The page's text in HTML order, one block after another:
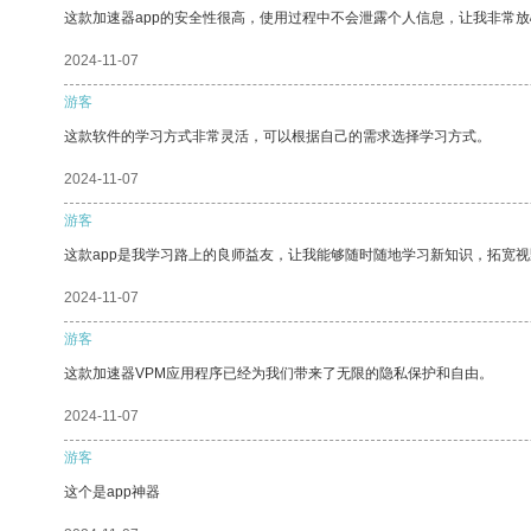
这款加速器app的安全性很高，使用过程中不会泄露个人信息，让我非常放
2024-11-07
游客
这款软件的学习方式非常灵活，可以根据自己的需求选择学习方式。
2024-11-07
游客
这款app是我学习路上的良师益友，让我能够随时随地学习新知识，拓宽视
2024-11-07
游客
这款加速器VPM应用程序已经为我们带来了无限的隐私保护和自由。
2024-11-07
游客
这个是app神器